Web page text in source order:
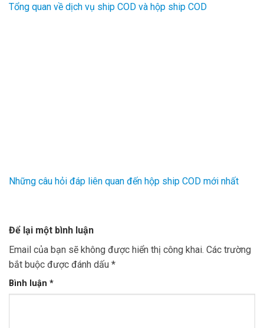
Tổng quan về dịch vụ ship COD và hộp ship COD
Những câu hỏi đáp liên quan đến hộp ship COD mới nhất
Để lại một bình luận
Email của bạn sẽ không được hiển thị công khai. Các trường
bắt buộc được đánh dấu *
Bình luận *